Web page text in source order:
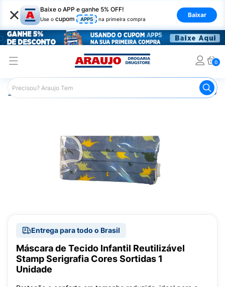
× Baixe o APP e ganhe 5% OFF!
Use o cupom APP5 na primeira compra
Baixar
0
Araujo Saúde e Bem Estar Equipamentos de Proteção
Entrega para todo o Brasil
Máscara de Tecido Infantil Reutilizável
Stamp Serigrafia Cores Sortidas 1
Unidade